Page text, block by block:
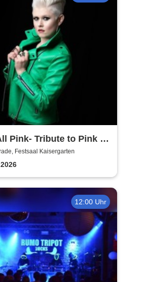
Pink- Tribute to Pink -
Tour 2026
Festsaal Kaisergarten
12:00 Uhr